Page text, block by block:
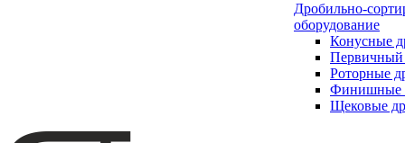
Дробильно-
оборудование
Конусные
Первичный
Роторные
Финишные
Щековые